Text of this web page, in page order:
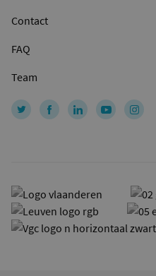
Contact
FAQ
Team